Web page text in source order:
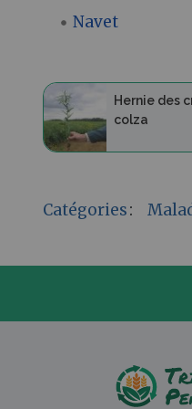
Navet
Hernie des
colza
Catégories: